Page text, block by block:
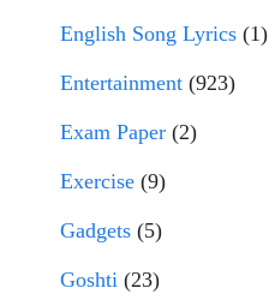
English Song Lyrics (1)
Entertainment (923)
Exam Paper (2)
Exercise (9)
Gadgets (5)
Goshti (23)